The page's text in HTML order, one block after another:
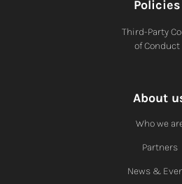
Policies
Third-Party
of Conduct
About
Who we
Partners
News &